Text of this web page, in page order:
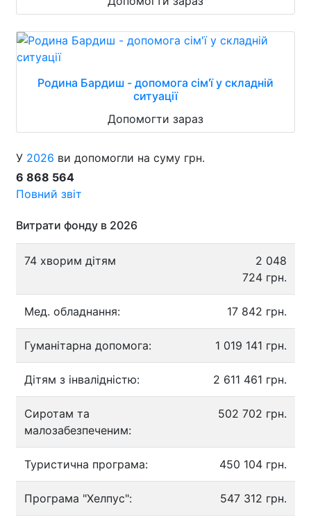
Родина Бардиш - допомога сім'ї у складній
ситуації
Допомогти зараз
У 2026 ви допомогли на суму грн.
6 868 564
Повний звіт
Витрати фонду в 2026
74 хворим дітям
2 048
724 грн.
Мед. обладнання: 17 842 грн.
Гуманітарна допомога: 1 019 141 грн.
Дітям з інвалідністю: 2 611 461 грн.
Сиротам та
малозабезпеченим:
502 702 грн.
Туристична програма: 450 104 грн.
Програма "Хелпус": 547 312 грн.